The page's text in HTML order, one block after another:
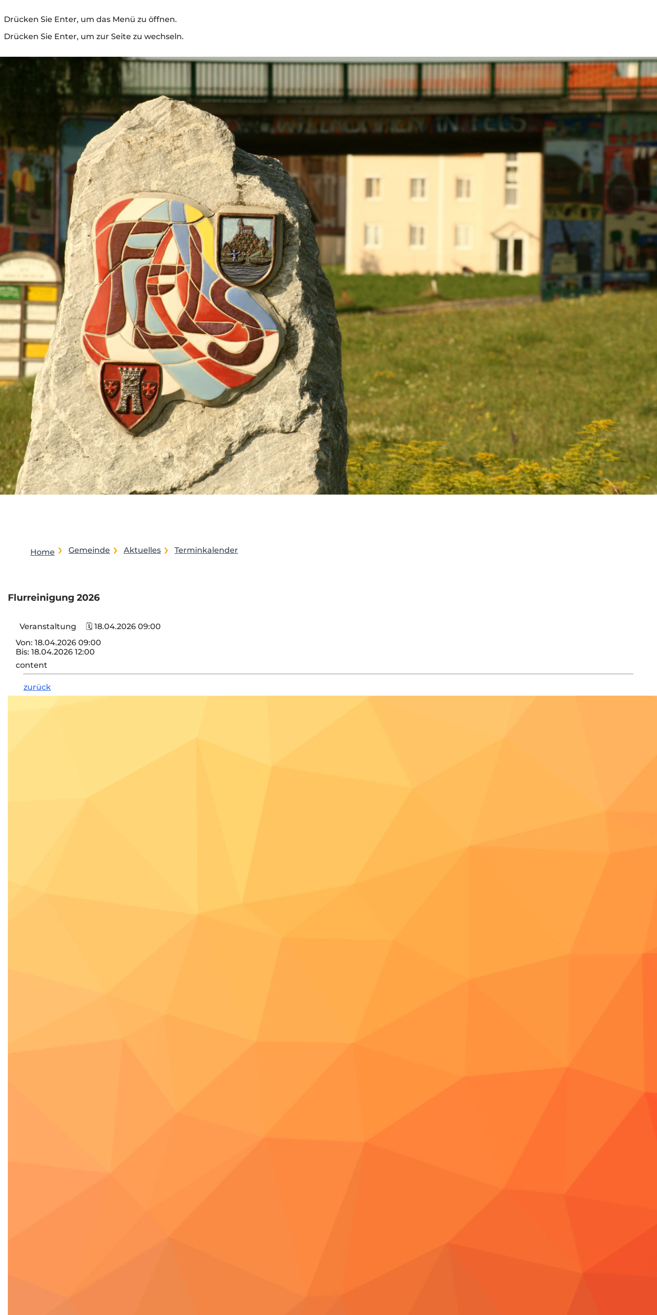
Drücken Sie Enter, um das Menü zu öffnen.
Drücken Sie Enter, um zur Seite zu wechseln.
Home Gemeinde Aktuelles Terminkalender
Flurreinigung 2026
Veranstaltung
🗓 18.04.2026 09:00
Von: 18.04.2026 09:00
Bis: 18.04.2026 12:00
content
zurück